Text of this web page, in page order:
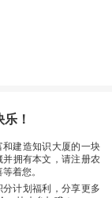
！
建造知识大厦的一块
拥有本文，请注册农
着您。
计划福利，分享更多